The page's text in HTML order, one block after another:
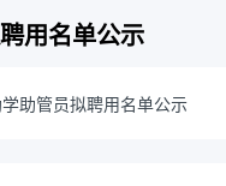
用名单公示
助管员拟聘用名单公示